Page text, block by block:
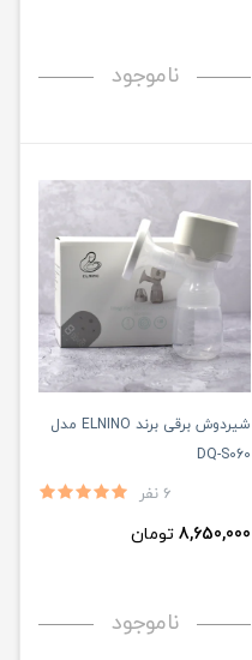
ناموجود
شیردوش‌ برقی برند ELNINO مدل
DQ-S060
6 نفر
8,650,000 تومان
ناموجود